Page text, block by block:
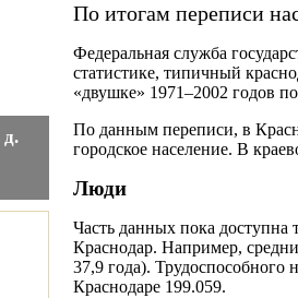
По итогам переписи
Федеральная служба
статистике, типичный
«двушке» 1971–2002 годов
По данным переписи, в
городское население. В
Люди
Часть данных пока доступна
Краснодар. Например,
37,9 года). Трудоспособного
Краснодаре 199.059.